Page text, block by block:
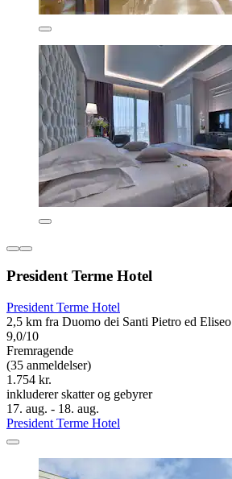
President Terme Hotel
President Terme Hotel
2,5 km fra Duomo dei Santi Pietro ed Eliseo
9,0/10
Fremragende
(35 anmeldelser)
1.754 kr.
inkluderer skatter og gebyrer
17. aug. - 18. aug.
President Terme Hotel